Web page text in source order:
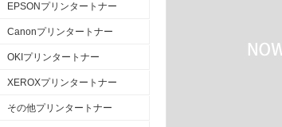
EPSONプリンタートナー
Canonプリンタートナー
OKIプリンタートナー
XEROXプリンタートナー
その他プリンタートナー